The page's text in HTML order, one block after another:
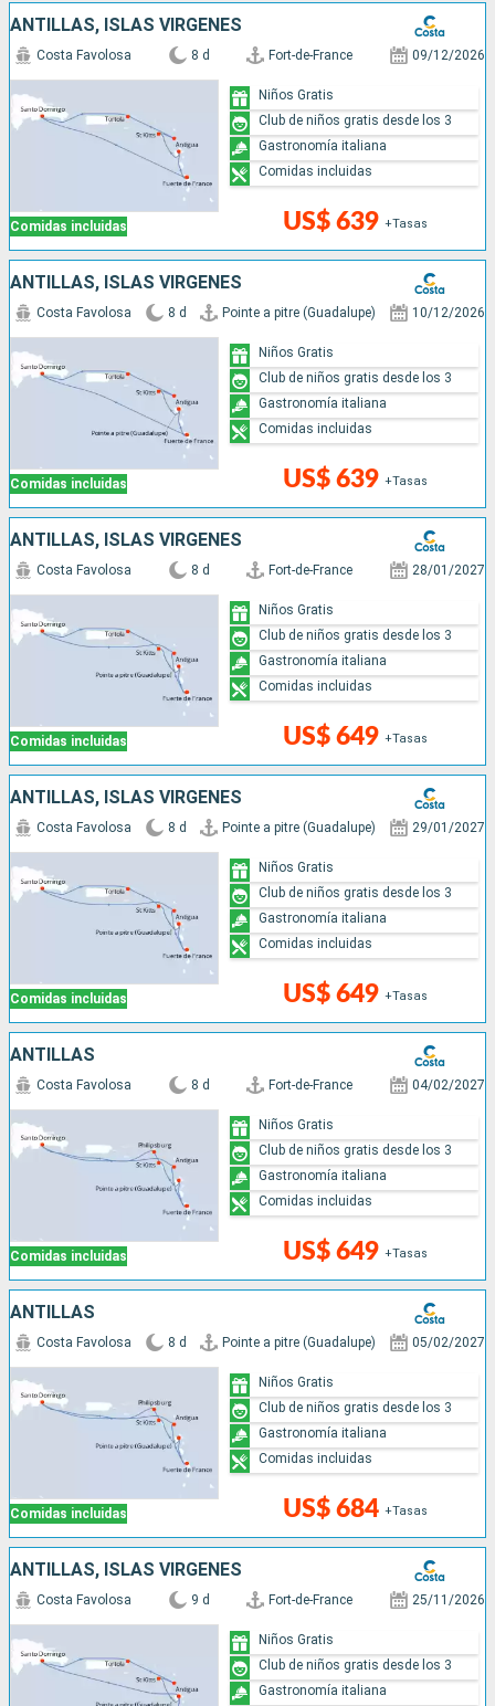
ANTILLAS, ISLAS VÍRGENES
Comidas incluidas
Costa Favolosa 8 d Fort-de-France 09/12/2026
US$ 639 +Tasas
Niños Gratis
Club de niños gratis desde los 3
Gastronomía italiana
Comidas incluidas
ANTILLAS, ISLAS VÍRGENES
Comidas incluidas
Costa Favolosa 8 d Pointe a pitre (Guadalupe) 10/12/2026
US$ 639 +Tasas
Niños Gratis
Club de niños gratis desde los 3
Gastronomía italiana
Comidas incluidas
ANTILLAS, ISLAS VÍRGENES
Comidas incluidas
Costa Favolosa 8 d Fort-de-France 28/01/2027
US$ 649 +Tasas
Niños Gratis
Club de niños gratis desde los 3
Gastronomía italiana
Comidas incluidas
ANTILLAS, ISLAS VÍRGENES
Comidas incluidas
Costa Favolosa 8 d Pointe a pitre (Guadalupe) 29/01/2027
US$ 649 +Tasas
Niños Gratis
Club de niños gratis desde los 3
Gastronomía italiana
Comidas incluidas
ANTILLAS
Comidas incluidas
Costa Favolosa 8 d Fort-de-France 04/02/2027
US$ 649 +Tasas
Niños Gratis
Club de niños gratis desde los 3
Gastronomía italiana
Comidas incluidas
ANTILLAS
Comidas incluidas
Costa Favolosa 8 d Pointe a pitre (Guadalupe) 05/02/2027
US$ 684 +Tasas
Niños Gratis
Club de niños gratis desde los 3
Gastronomía italiana
Comidas incluidas
ANTILLAS, ISLAS VÍRGENES
Costa Favolosa 9 d Fort-de-France 25/11/2026
Niños Gratis
Club de niños gratis desde los 3
Gastronomía italiana